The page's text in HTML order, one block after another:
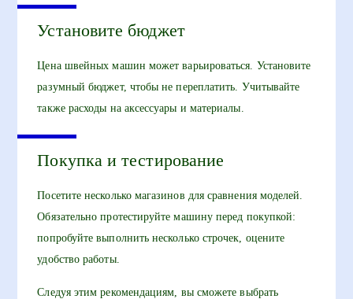
Установите бюджет
Цена швейных машин может варьироваться. Установите
разумный бюджет, чтобы не переплатить. Учитывайте
также расходы на аксессуары и материалы.
Покупка и тестирование
Посетите несколько магазинов для сравнения моделей.
Обязательно протестируйте машину перед покупкой:
попробуйте выполнить несколько строчек, оцените
удобство работы.
Следуя этим рекомендациям, вы сможете выбрать